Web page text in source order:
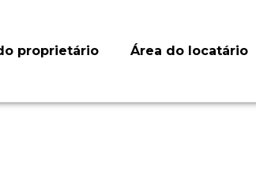
proprietário Área do locatário